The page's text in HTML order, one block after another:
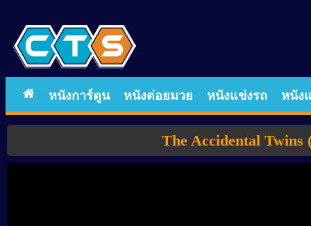
หนังการ์ตูน หนังต่อยมวย หนังแข่งรถ หนัง
The Accidental